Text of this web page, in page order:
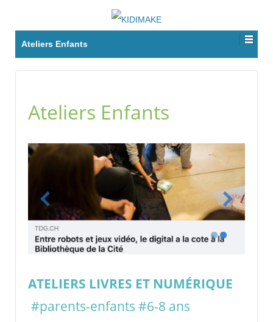
Ateliers Enfants
Ateliers Enfants
ATELIERS LIVRES ET NUMÉRIQUE
#parents-enfants #6-8 ans